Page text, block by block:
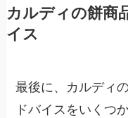
カルディの餅商
イス
最後に、カルディ
ドバイスをいくつ